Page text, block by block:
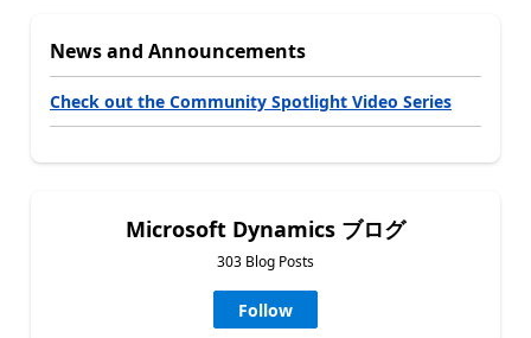
News and Announcements
Check out the Community Spotlight Video Series
Microsoft Dynamics ブログ
303 Blog Posts
Follow